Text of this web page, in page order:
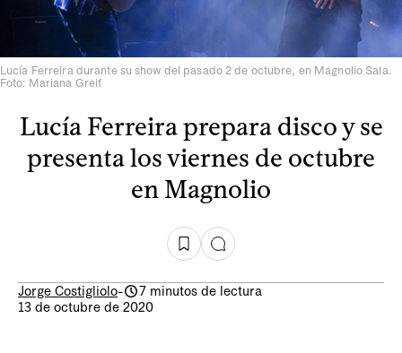
Lucía Ferreira durante su show del pasado 2 de octubre, en Magnolio Sala.
Foto: Mariana Greif
Lucía Ferreira prepara disco y se
presenta los viernes de octubre
en Magnolio
Jorge Costigliolo-
7 minutos de lectura
13 de octubre de 2020